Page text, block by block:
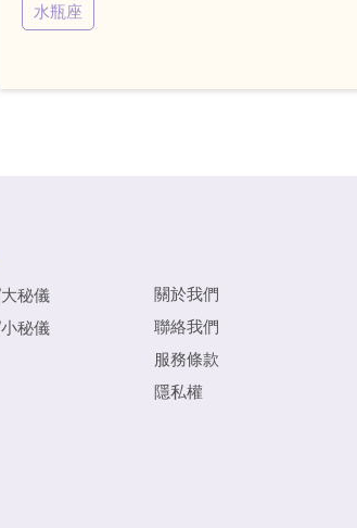
水瓶座
秘儀
秘儀
關於我們
聯絡我們
服務條款
隱私權